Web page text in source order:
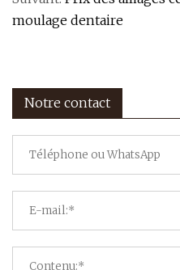
moulage dentaire
Notre contact